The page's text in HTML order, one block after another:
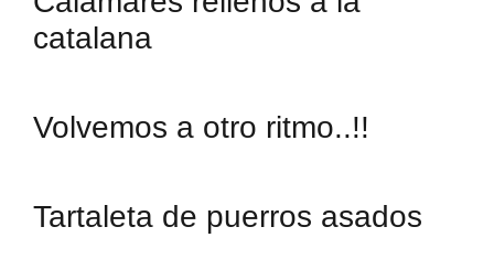
catalana
Volvemos a otro ritmo..!!
Tartaleta de puerros asados